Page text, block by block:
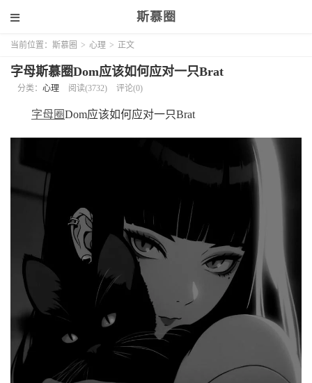
斯慕圈
当前位置： 斯慕圈 > 心理 > 正文
字母斯慕圈Dom应该如何应对一只Brat
分类： 心理 阅读(3732) 评论(0)
字母圈Dom应该如何应对一只Brat